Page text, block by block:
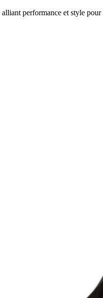
performance et style